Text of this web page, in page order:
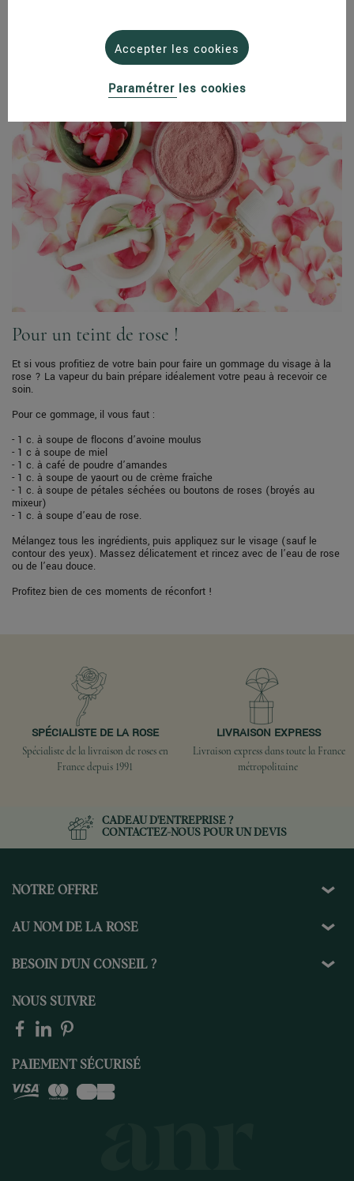
Versez 2 à 3 cuillerées de ce sel parfumé et revitalisant dans votre bain
Pour un teint de rose !
Et si vous profitiez de votre bain pour faire un gommage du visage à la
rose ? La vapeur du bain prépare idéalement votre peau à recevoir ce
soin.
Pour ce gommage, il vous faut :
- 1 c. à soupe de flocons d’avoine moulus
- 1 c à soupe de miel
- 1 c. à café de poudre d’amandes
- 1 c. à soupe de yaourt ou de crème fraîche
- 1 c. à soupe de pétales séchées ou boutons de roses (broyés au
mixeur)
- 1 c. à soupe d’eau de rose.
Mélangez tous les ingrédients, puis appliquez sur le visage (sauf le
contour des yeux). Massez délicatement et rincez avec de l’eau de rose
ou de l’eau douce.
Profitez bien de ces moments de réconfort !
SPÉCIALISTE DE LA ROSE
Spécialiste de la livraison de roses en
France depuis 1991
LIVRAISON EXPRESS
Livraison express dans toute la France
métropolitaine
CADEAU D'ENTREPRISE ?
CONTACTEZ-NOUSPOUR UN DEVIS
NOTRE OFFRE
AU NOM DE LA ROSE
BESOIN D'UN CONSEIL ?
NOUS SUIVRE
PAIEMENT SÉCURISÉ
Accepter les cookies
Paramétrer les cookies